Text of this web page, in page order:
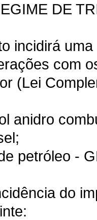
DE
incidirá
com
(Lei
anidro
petróleo -
do